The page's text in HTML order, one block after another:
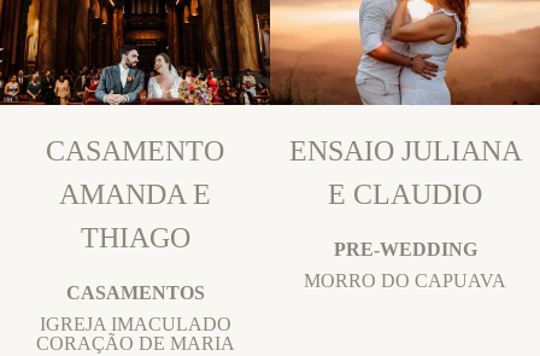
CASAMENTO
AMANDA E
THIAGO
CASAMENTOS
IGREJA IMACULADO
CORAÇÃO DE MARIA
ENSAIO JULIANA
E CLAUDIO
PRE-WEDDING
MORRO DO CAPUAVA